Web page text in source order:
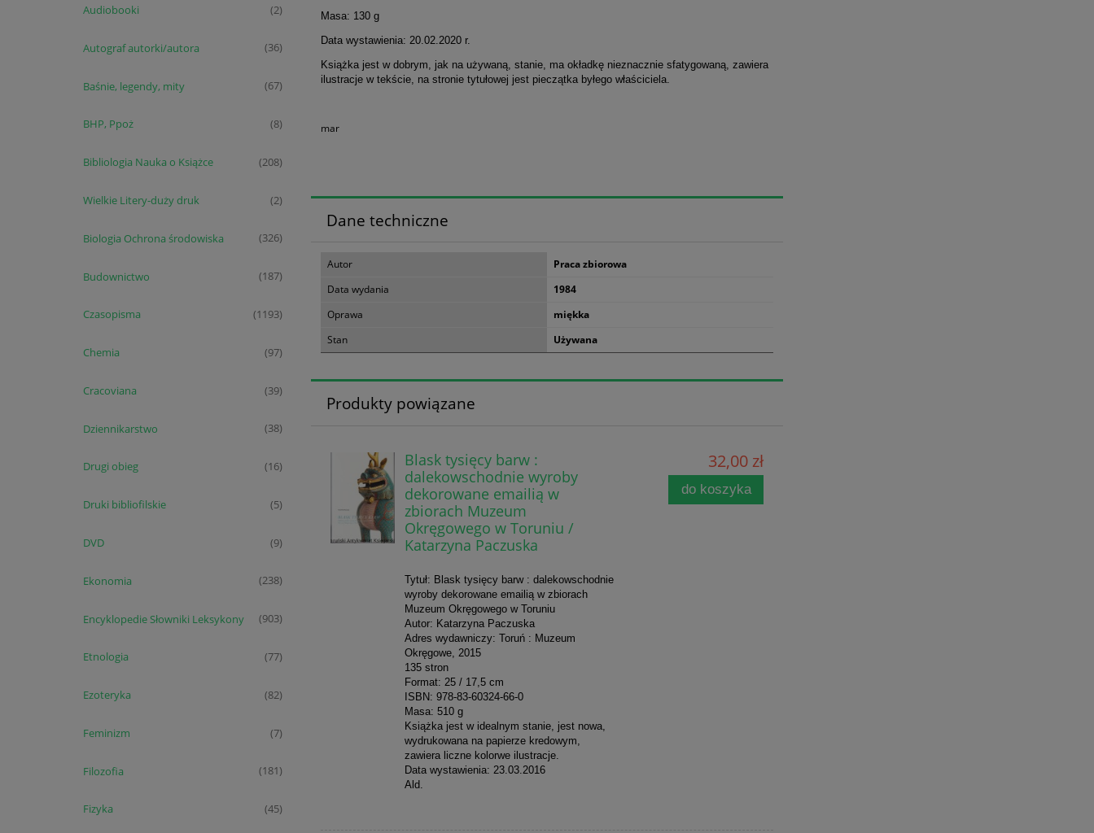
Audiobooki (2)
Autograf autorki/autora (36)
Baśnie, legendy, mity (67)
BHP, Ppoż (8)
Bibliologia Nauka o Książce (208)
Wielkie Litery-duży druk (2)
Biologia Ochrona środowiska (326)
Budownictwo (187)
Czasopisma (1193)
Chemia (97)
Cracoviana (39)
Dziennikarstwo (38)
Drugi obieg (16)
Druki bibliofilskie (5)
DVD (9)
Ekonomia (238)
Encyklopedie Słowniki Leksykony (903)
Etnologia (77)
Ezoteryka (82)
Feminizm (7)
Filozofia (181)
Fizyka (45)
Masa: 130 g
Data wystawienia: 20.02.2020 r.
Książka jest w dobrym, jak na używaną, stanie, ma okładkę nieznacznie sfatygowaną, zawiera
ilustracje w tekście, na stronie tytułowej jest pieczątka byłego właściciela.
mar
Dane techniczne
Autor
Praca zbiorowa
Data wydania
1984
Oprawa
miękka
Stan
Używana
Produkty powiązane
Blask tysięcy barw :
dalekowschodnie wyroby
dekorowane emailią w
zbiorach Muzeum
Okręgowego w Toruniu /
Katarzyna Paczuska
Tytuł: Blask tysięcy barw : dalekowschodnie
wyroby dekorowane emailią w zbiorach
Muzeum Okręgowego w Toruniu
Autor: Katarzyna Paczuska
Adres wydawniczy: Toruń : Muzeum
Okręgowe, 2015
135 stron
Format: 25 / 17,5 cm
ISBN: 978-83-60324-66-0
Masa: 510 g
Książka jest w idealnym stanie, jest nowa,
wydrukowana na papierze kredowym,
zawiera liczne kolorwe ilustracje.
Data wystawienia: 23.03.2016
Ald.
32,00 zł
do koszyka